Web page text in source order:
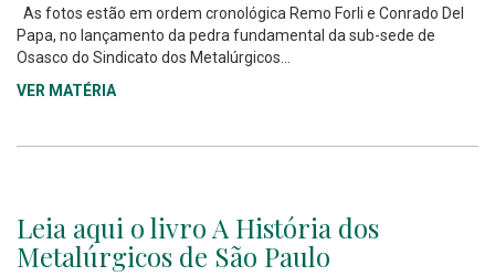
As fotos estão em ordem cronológica Remo Forli e Conrado Del
Papa, no lançamento da pedra fundamental da sub-sede de
Osasco do Sindicato dos Metalúrgicos...
VER MATÉRIA
Leia aqui o livro A História dos
Metalúrgicos de São Paulo